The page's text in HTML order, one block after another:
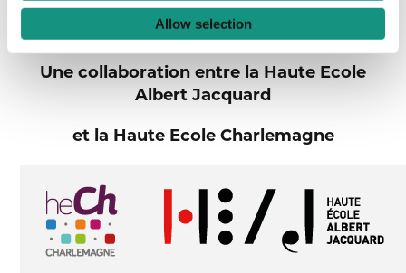
Allow selection
Une collaboration entre la Haute Ecole
Albert Jacquard
et la Haute Ecole Charlemagne